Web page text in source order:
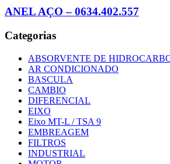
ANEL AÇO – 0634.402.557
Categorias
ABSORVENTE DE
AR CONDICIONADO
BASCULA
CAMBIO
DIFERENCIAL
EIXO
Eixo MT-L / TSA 9
EMBREAGEM
FILTROS
INDUSTRIAL